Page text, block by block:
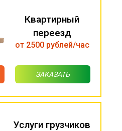
Квартирный
переезд
от 2500 рублей/час
ЗАКАЗАТЬ
Услуги грузчиков